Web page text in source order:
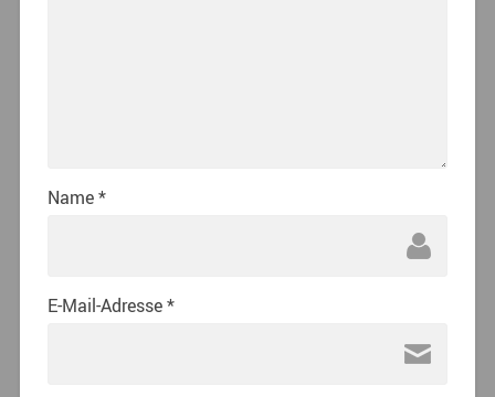
Name*
E-Mail-Adresse*